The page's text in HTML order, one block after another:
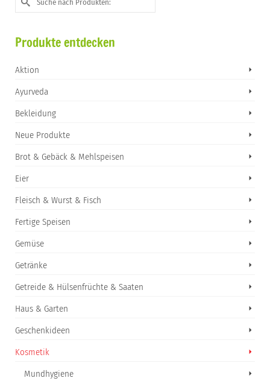
nach:
Produkte entdecken
Aktion
Ayurveda
Bekleidung
Neue Produkte
Brot & Gebäck & Mehlspeisen
Eier
Fleisch & Wurst & Fisch
Fertige Speisen
Gemüse
Getränke
Getreide & Hülsenfrüchte & Saaten
Haus & Garten
Geschenkideen
Kosmetik
Mundhygiene